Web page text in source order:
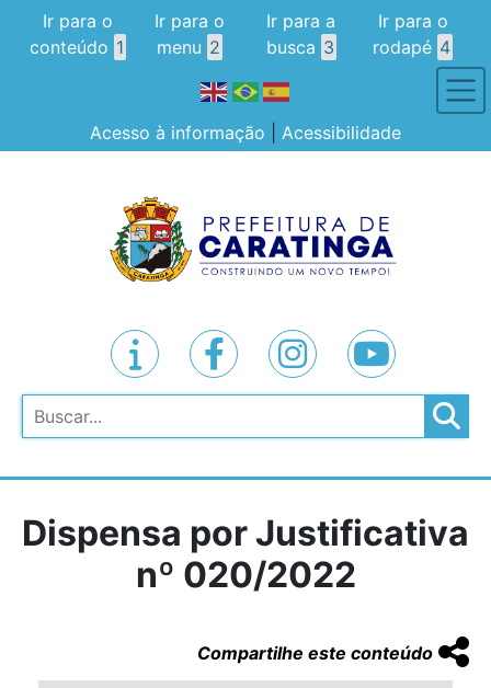
Ir para o
conteúdo 1
Ir para o
menu 2
Ir para a
busca 3
Ir para o
rodapé 4
Acesso à informação Acessibilidade
Pesquisar
Dispensa por Justificativa
nº 020/2022
Compartilhe este conteúdo